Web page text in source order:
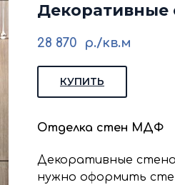
28 870 р./кв.м
КУПИТЬ
Отделка стен МДФ
Декоративные
нужно оформить